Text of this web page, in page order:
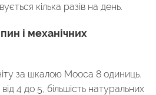
кілька разів на день.
і механічних
за шкалою Мооса 8 одиниць.
4 до 5, більшість натуральних